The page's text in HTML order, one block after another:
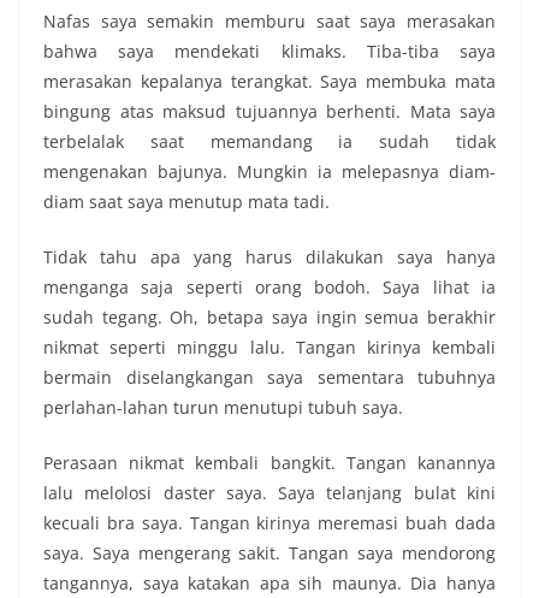
Nafas saya semakin memburu saat saya merasakan
bahwa saya mendekati klimaks. Tiba-tiba saya
merasakan kepalanya terangkat. Saya membuka mata
bingung atas maksud tujuannya berhenti. Mata saya
terbelalak saat memandang ia sudah tidak
mengenakan bajunya. Mungkin ia melepasnya diam-
diam saat saya menutup mata tadi.
Tidak tahu apa yang harus dilakukan saya hanya
menganga saja seperti orang bodoh. Saya lihat ia
sudah tegang. Oh, betapa saya ingin semua berakhir
nikmat seperti minggu lalu. Tangan kirinya kembali
bermain diselangkangan saya sementara tubuhnya
perlahan-lahan turun menutupi tubuh saya.
Perasaan nikmat kembali bangkit. Tangan kanannya
lalu melolosi daster saya. Saya telanjang bulat kini
kecuali bra saya. Tangan kirinya meremasi buah dada
saya. Saya mengerang sakit. Tangan saya mendorong
tangannya, saya katakan apa sih maunya. Dia hanya